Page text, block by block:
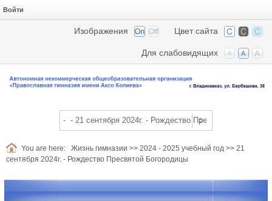
Войти
Цвет сайта
Изображения
Для слабовидящих
You are here: Жизнь гимназии >> 2024 - 2025 учебный год >> 21
сентября 2024г. - Рождество Пресвятой Богородицы